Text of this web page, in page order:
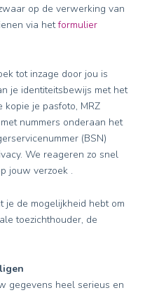
op de verwerking van
via hetformulier
tot inzage door jou is
je identiteitsbewijs met het
kopie je pasfoto, MRZ
nummers onderaan het
(BSN)
We reageren zo snel
jouw verzoek .
de mogelijkheid hebt om
toezichthouder, de
gegevens heel serieus en